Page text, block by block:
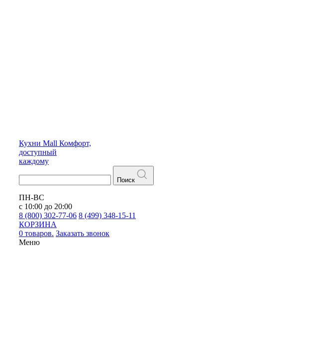
Кухни Mall Комфорт,
доступный
каждому
Поиск
ПН-ВС
с 10:00 до 20:00
8 (800) 302-77-06 8 (499) 348-15-11
КОРЗИНА
0 товаров. Заказать звонок
Меню